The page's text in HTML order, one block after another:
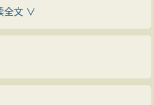
瑾盗政，播弄威福，臣力
宠辱，冥怀无丑好。得之
见，王鏊立朝，有执政才
，侍郎叶盛、提学御史陈
。
在乡试中取得第一名“解
礼部会试又取得第一名
全文 ∨